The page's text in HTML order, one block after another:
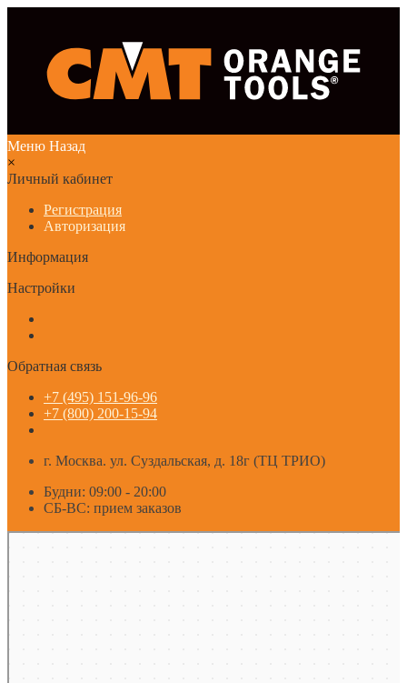
Меню Назад
×
Личный кабинет
Регистрация
Авторизация
Информация
Настройки
Обратная связь
+7 (495) 151-96-96
+7 (800) 200-15-94
г. Москва. ул. Суздальская, д. 18г (ТЦ ТРИО)
Будни: 09:00 - 20:00
СБ-ВС: прием заказов